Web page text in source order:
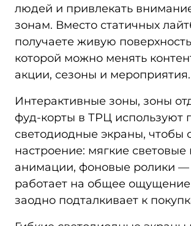
людей и привлекать
зонам. Вместо статичных
получаете живую
которой можно менять
акции, сезоны и мероприятия.
Интерактивные зоны, зоны
фуд‑корты в ТРЦ используют
светодиодные экраны, чтобы
настроение: мягкие световые
анимации, фоновые ролики —
работает на общее ощущение
заодно подталкивает к